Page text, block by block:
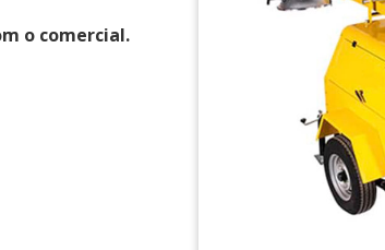
o comercial.